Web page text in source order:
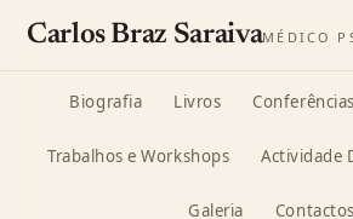
Carlos Braz SaraivaMÉDICO
Biografia Livros Conferências
Trabalhos e Workshops Actividade
Galeria Contactos